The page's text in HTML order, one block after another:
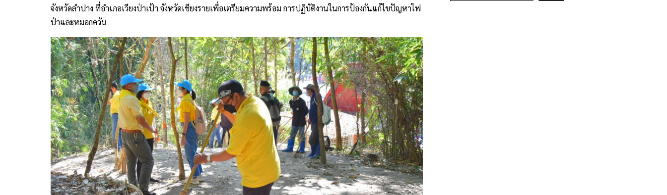
จังหวัดลำปาง ที่อำเภอเวียงป่าเป้า จังหวัดเชียงรายเพื่อเตรียมความพร้อม การปฏิบัติงานในการป้องกันแก้ไขปัญหาไฟ
ป่าและหมอกควัน